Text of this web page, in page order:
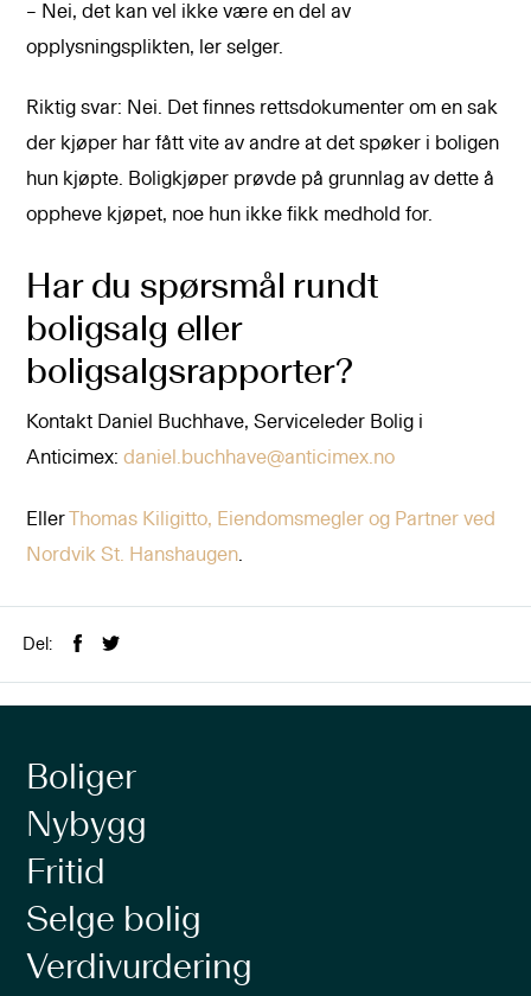
– Nei, det kan vel ikke være en del av
opplysningsplikten, ler selger.
Riktig svar: Nei. Det finnes rettsdokumenter om en sak
der kjøper har fått vite av andre at det spøker i boligen
hun kjøpte. Boligkjøper prøvde på grunnlag av dette å
oppheve kjøpet, noe hun ikke fikk medhold for.
Har du spørsmål rundt
boligsalg eller
boligsalgsrapporter?
Kontakt Daniel Buchhave, Serviceleder Bolig i
Anticimex:daniel.buchhave@anticimex.no
EllerThomas Kiligitto, Eiendomsmegler og Partner ved
Nordvik St. Hanshaugen
Del:
Boliger
Nybygg
Fritid
Selge bolig
Verdivurdering